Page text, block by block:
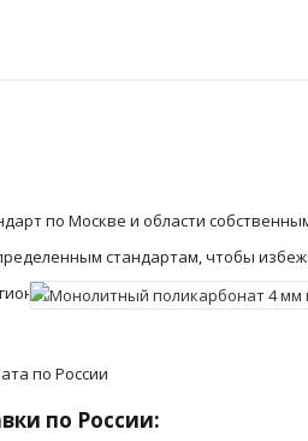
по Москве и области
стандартам, чтобы
по России: